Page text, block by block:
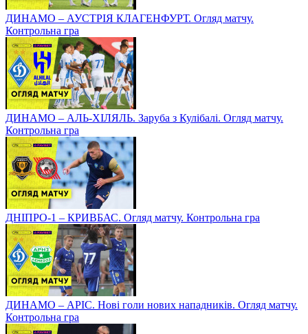
ДИНАМО – АУСТРІЯ КЛАГЕНФУРТ. Огляд матчу.
Контрольна гра
ДИНАМО – АЛЬ-ХІЛЯЛЬ. Заруба з Кулібалі. Огляд матчу.
Контрольна гра
ДНІПРО-1 – КРИВБАС. Огляд матчу. Контрольна гра
ДИНАМО – АРІС. Нові голи нових нападників. Огляд матчу.
Контрольна гра